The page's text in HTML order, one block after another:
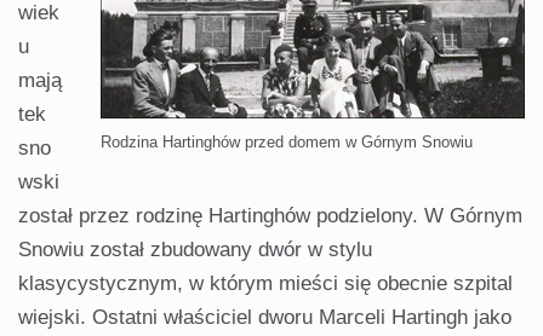
Rodzina Hartinghów przed domem w Górnym Snowiu
wiek
u
mają
tek
sno
wski
został przez rodzinę Hartinghów podzielony. W Górnym
Snowiu został zbudowany dwór w stylu
klasycystycznym, w którym mieści się obecnie szpital
wiejski. Ostatni właściciel dworu Marceli Hartingh jako